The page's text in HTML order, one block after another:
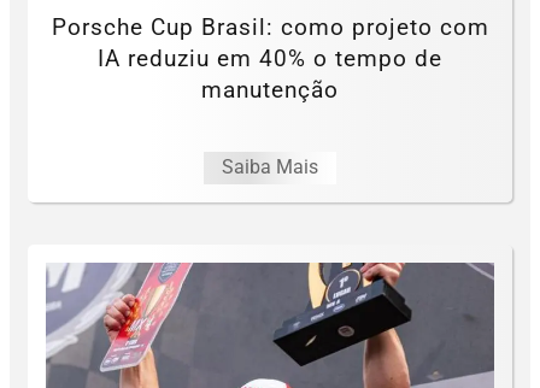
Porsche Cup Brasil: como projeto com
IA reduziu em 40% o tempo de
manutenção
Saiba Mais